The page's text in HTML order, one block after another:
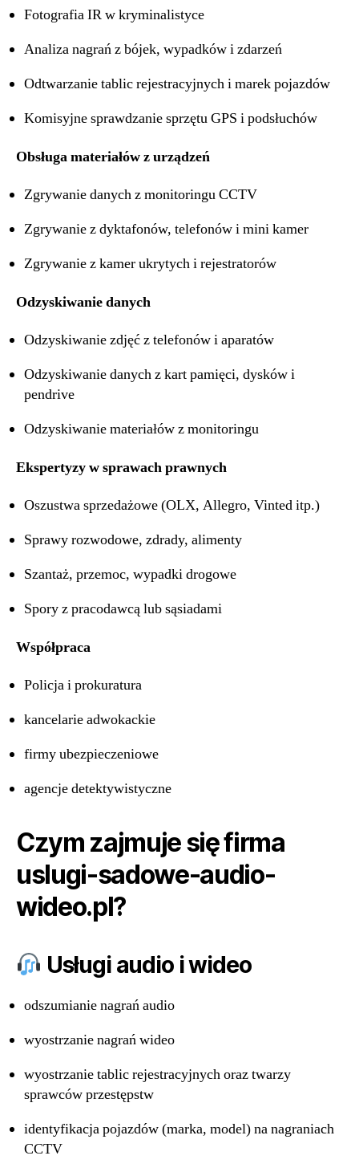
Fotografia IR w kryminalistyce
Analiza nagrań z bójek, wypadków i zdarzeń
Odtwarzanie tablic rejestracyjnych i marek pojazdów
Komisyjne sprawdzanie sprzętu GPS i podsłuchów
Obsługa materiałów z urządzeń
Zgrywanie danych z monitoringu CCTV
Zgrywanie z dyktafonów, telefonów i mini kamer
Zgrywanie z kamer ukrytych i rejestratorów
Odzyskiwanie danych
Odzyskiwanie zdjęć z telefonów i aparatów
Odzyskiwanie danych z kart pamięci, dysków i
pendrive
Odzyskiwanie materiałów z monitoringu
Ekspertyzy w sprawach prawnych
Oszustwa sprzedażowe (OLX, Allegro, Vinted itp.)
Sprawy rozwodowe, zdrady, alimenty
Szantaż, przemoc, wypadki drogowe
Spory z pracodawcą lub sąsiadami
Współpraca
Policja i prokuratura
kancelarie adwokackie
firmy ubezpieczeniowe
agencje detektywistyczne
Czym zajmuje się firma
uslugi-sadowe-audio-
wideo.pl?
Usługi audio i wideo
odszumianie nagrań audio
wyostrzanie nagrań wideo
wyostrzanie tablic rejestracyjnych oraz twarzy
sprawców przestępstw
identyfikacja pojazdów (marka, model) na nagraniach
CCTV